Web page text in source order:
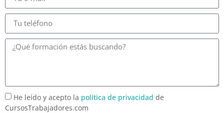
He leído y acepto la política de privacidad de
CursosTrabajadores.com